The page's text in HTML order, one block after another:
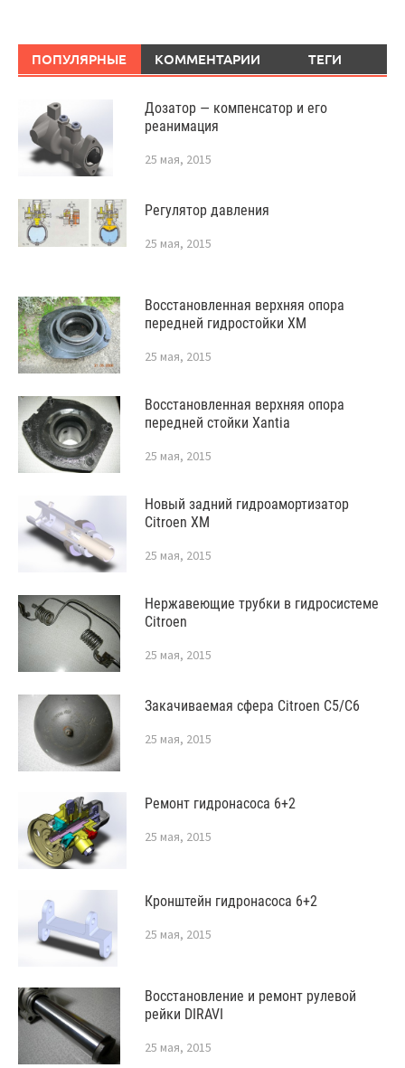
ПОПУЛЯРНЫЕ КОММЕНТАРИИ ТЕГИ
Дозатор — компенсатор и его
реанимация
25 мая, 2015
Регулятор давления
25 мая, 2015
Восстановленная верхняя опора
передней гидростойки XM
25 мая, 2015
Восстановленная верхняя опора
передней стойки Xantia
25 мая, 2015
Новый задний гидроамортизатор
Citroen XM
25 мая, 2015
Нержавеющие трубки в гидросистеме
Citroen
25 мая, 2015
Закачиваемая сфера Citroen C5/C6
25 мая, 2015
Ремонт гидронасоса 6+2
25 мая, 2015
Кронштейн гидронасоса 6+2
25 мая, 2015
Восстановление и ремонт рулевой
рейки DIRAVI
25 мая, 2015